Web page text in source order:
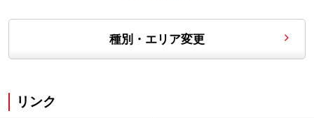
種別・エリア変更
リンク